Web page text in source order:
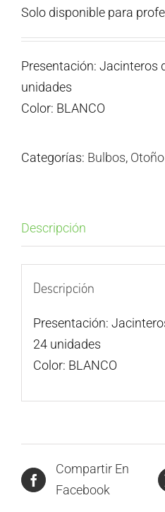
Solo disponible para
Presentación: Jacinteros
unidades
Color: BLANCO
Categorías: Bulbos, Otoño
Descripción
Descripción
Presentación:
24 unidades
Color: BLANCO
Compartir En
Facebook